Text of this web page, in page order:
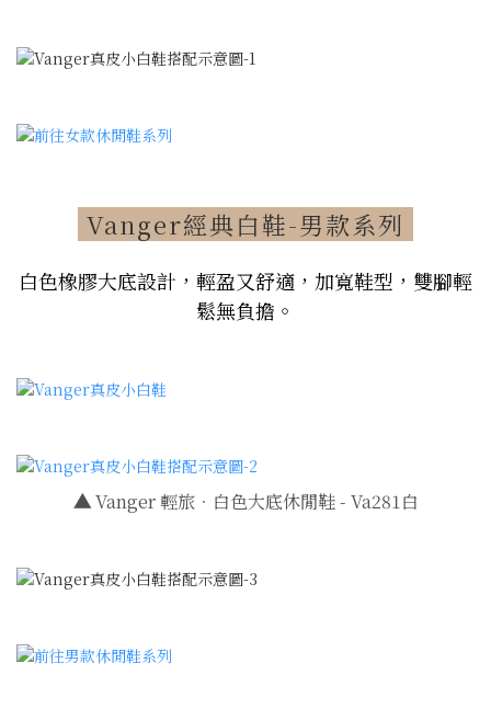
Vanger經典白鞋-男款系列
白色橡膠大底設計，輕盈又舒適，加寬鞋型，雙腳輕
鬆無負擔。
▲Vanger 輕旅．白色大底休閒鞋 - Va281白